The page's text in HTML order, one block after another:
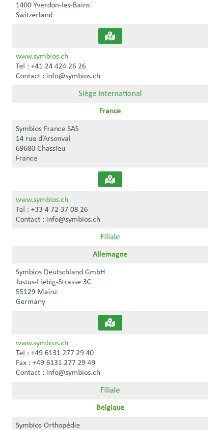
1400 Yverdon-les-Bains
Switzerland
www.symbios.ch
Tel : +41 24 424 26 26
Contact : info@symbios.ch
Siège International
France
Symbios France SAS
14 rue d’Arsonval
69680 Chassieu
France
www.symbios.ch
Tel : +33 4 72 37 08 26
Contact : info@symbios.ch
Filiale
Allemagne
Symbios Deutschland GmbH
Justus-Liebig-Strasse 3C
55129 Mainz
Germany
www.symbios.ch
Tel : +49 6131 277 29 40
Fax : +49 6131 277 29 49
Contact : info@symbios.ch
Filiale
Belgique
Symbios Orthopédie